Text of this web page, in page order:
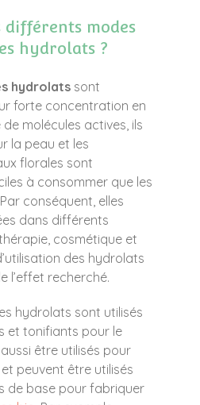
différents modes
hydrolats ?
hydrolats sont
forte concentration en
molécules actives, ils
la peau et les
florales sont
à consommer que les
conséquent, elles
dans différents
cosmétique et
des hydrolats
l’effet recherché.
hydrolats sont utilisés
et tonifiants pour le
être utilisés pour
peuvent être utilisés
de base pour fabriquer